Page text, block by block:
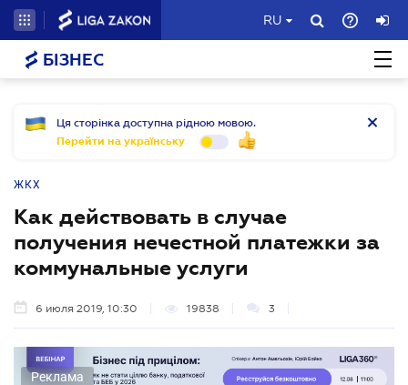
RU
БІЗНЕС
Ця сторінка доступна рідною мовою.
Перейти на українську
ЖКХ
Как действовать в случае
получения нечестной платежки за
коммунальные услуги
6 июля 2019, 10:30 19838 3
Реклама